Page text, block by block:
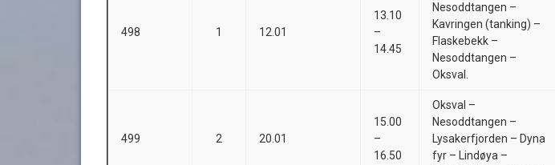
498 1 12.01
13.10
–
14.45
Nesoddtangen –
Kavringen (tanking) –
Flaskebekk –
Nesoddtangen –
Oksval.
499 2 20.01
15.00
–
16.50
Oksval –
Nesoddtangen –
Lysakerfjorden – Dyna
fyr – Lindøya –